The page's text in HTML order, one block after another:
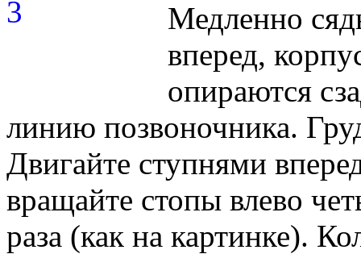
Медленно
вперед,
опираются
линию позвоночника.
Двигайте ступнями
вращайте стопы влево
раза (как на картинке).